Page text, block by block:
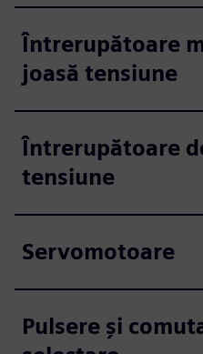
Întrerupătoare
joasă tensiune
Întrerupătoare
tensiune
Servomotoare
Pulsere și